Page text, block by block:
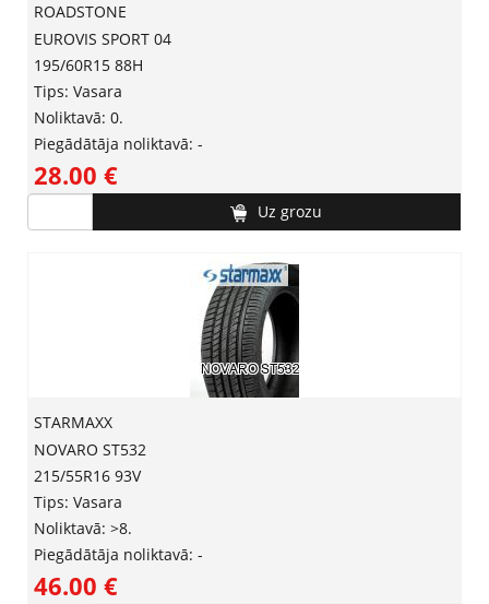
ROADSTONE
EUROVIS SPORT 04
195/60R15 88H
Tips: Vasara
Noliktavā: 0.
Piegādātāja noliktavā: -
28.00 ‎€
Uz grozu
STARMAXX
NOVARO ST532
215/55R16 93V
Tips: Vasara
Noliktavā: >8.
Piegādātāja noliktavā: -
46.00 ‎€